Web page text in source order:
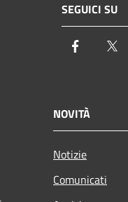
SEGUICI SU
Facebook
NOVITÀ
Notizie
Comunicati